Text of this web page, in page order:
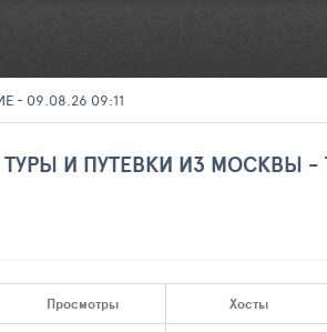
- 09.08.26 09:11
ТУРЫ И ПУТЕВКИ ИЗ МОСКВЫ
Просмотры Хосты